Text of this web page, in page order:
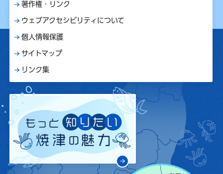
著作権・リンク
ウェブアクセシビリティについて
個人情報保護
サイトマップ
リンク集